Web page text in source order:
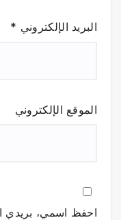
البريد الإلكتروني *
الموقع الإلكتروني
احفظ اسمي، بريدي